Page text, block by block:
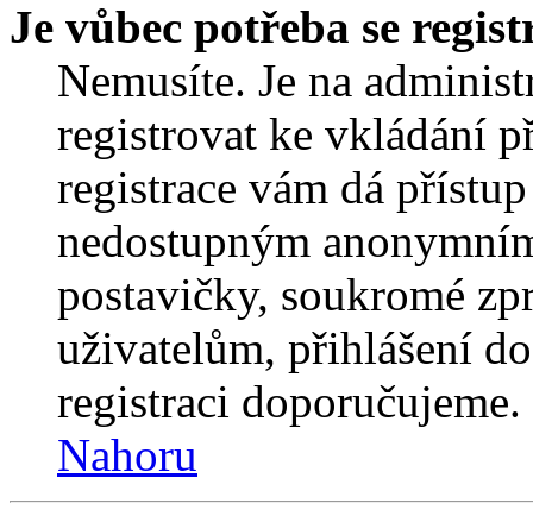
Je vůbec potřeba se
Nemusíte. Je na
registrovat ke vkládání
registrace vám dá
nedostupným
postavičky, soukromé
uživatelům, přihlášení
registraci
Nahoru